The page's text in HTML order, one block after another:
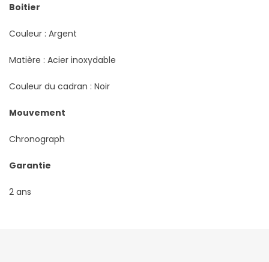
Boitier
Couleur : Argent
Matière : Acier inoxydable
Couleur du cadran : Noir
Mouvement
Chronograph
Garantie
2 ans